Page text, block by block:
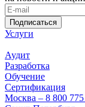
Подписаться
Услуги
Аудит
Разработка
Обучение
Сертификация
Москва – 8 800